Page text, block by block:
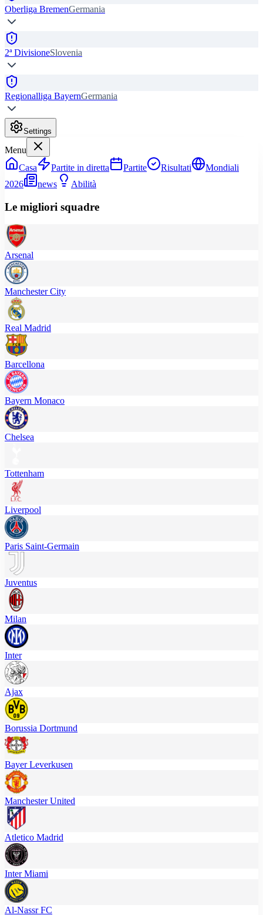
Oberliga BremenGermania
2ª DivisioneSlovenia
Regionalliga BayernGermania
Settings
Menu
Casa
Partite in diretta Partite Risultati
Mondiali
2026
news Abilità
Le migliori squadre
Arsenal
Manchester City
Real Madrid
Barcellona
Bayern Monaco
Chelsea
Tottenham
Liverpool
Paris Saint-Germain
Juventus
Milan
Inter
Ajax
Borussia Dortmund
Bayer Leverkusen
Manchester United
Atletico Madrid
Inter Miami
Al-Nassr FC